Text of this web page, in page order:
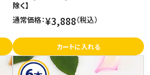
除く】
通常価格：¥3,888（税込）
カートに入れる